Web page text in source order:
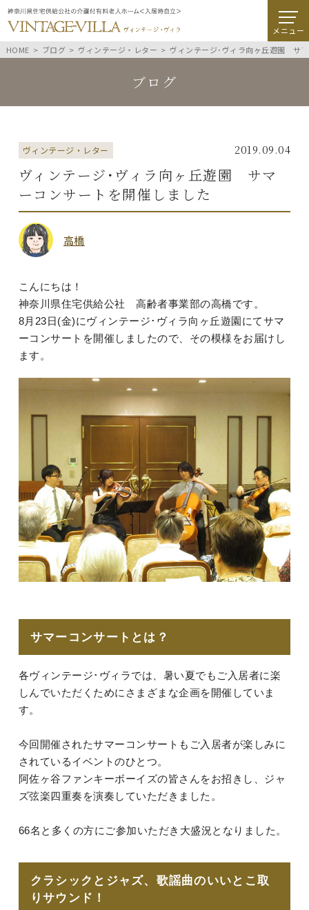
メニュー
HOME
ブログ ヴィンテージ・レター ヴィンテージ･ヴィラ向ヶ丘遊園 サ
ブログ
ヴィンテージ・レター 2019.09.04
ヴィンテージ･ヴィラ向ヶ丘遊園 サマ
ーコンサートを開催しました
高橋
こんにちは！
神奈川県住宅供給公社 高齢者事業部の高橋です。
8月23日(金)にヴィンテージ･ヴィラ向ヶ丘遊園にてサマ
ーコンサートを開催しましたので、その模様をお届けし
ます。
サマーコンサートとは？
各ヴィンテージ･ヴィラでは、暑い夏でもご入居者に楽
しんでいただくためにさまざまな企画を開催していま
す。
今回開催されたサマーコンサートもご入居者が楽しみに
されているイベントのひとつ。
阿佐ヶ谷ファンキーボーイズの皆さんをお招きし、ジャ
ズ弦楽四重奏を演奏していただきました。
66名と多くの方にご参加いただき大盛況となりました。
クラシックとジャズ、歌謡曲のいいとこ取
りサウンド！